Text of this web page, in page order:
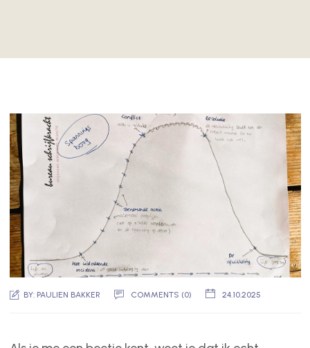
BY: PAULIEN BAKKER COMMENTS (0) 24.10.2025